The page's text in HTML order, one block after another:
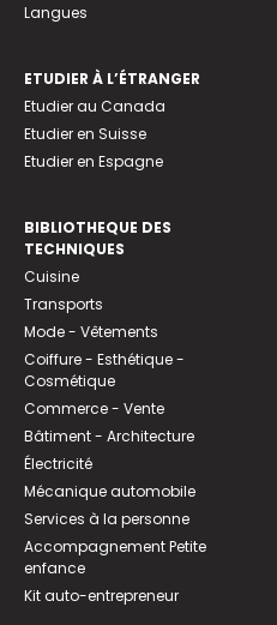
Langues
ETUDIER À L’ÉTRANGER
Etudier au Canada
Etudier en Suisse
Etudier en Espagne
BIBLIOTHEQUE DES
TECHNIQUES
Cuisine
Transports
Mode - Vêtements
Coiffure - Esthétique -
Cosmétique
Commerce - Vente
Bâtiment - Architecture
Électricité
Mécanique automobile
Services à la personne
Accompagnement Petite
enfance
Kit auto-entrepreneur